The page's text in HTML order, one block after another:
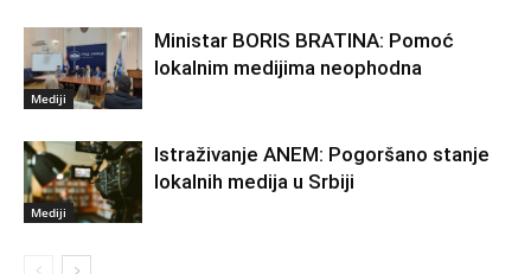
Mediji
Ministar BORIS BRATINA: Pomoć
lokalnim medijima neophodna
Mediji
Istraživanje ANEM: Pogoršano stanje
lokalnih medija u Srbiji